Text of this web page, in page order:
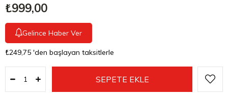
₺999,00
Gelince Haber Ver
₺249,75 'den başlayan taksitlerle